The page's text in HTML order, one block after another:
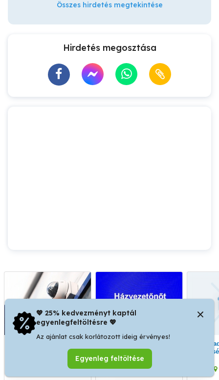
Összes hirdetés megtekintése
Hirdetés megosztása
rendszerszerelő állás
házvezetőnőt keresek
nagyméretű családi ház
rendszeres rendben
tartására...
Veszprém
💖 25% kedvezményt kaptál
egyenlegfeltöltésre 💖
Az ajánlat csak korlátozott ideig érvényes!
Egyenleg feltöltése